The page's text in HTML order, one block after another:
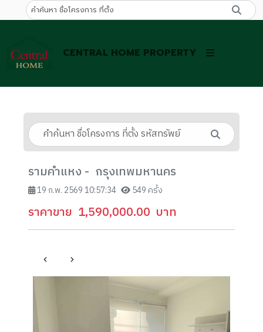
CENTRAL HOME PROPERTY
รามคำแหง - กรุงเทพมหานคร
19 ก.พ. 2569 10:57:34 549 ครั้ง
ราคาขาย 1,590,000.00 บาท